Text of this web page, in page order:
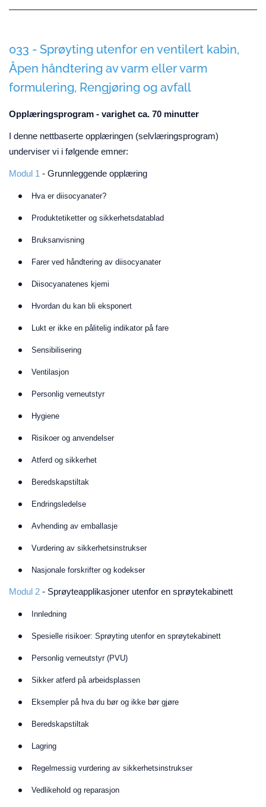
033 - Sprøyting utenfor en ventilert kabin,
Åpen håndtering av varm eller varm
formulering, Rengjøring og avfall
Opplæringsprogram - varighet ca. 70 minutter
I denne nettbaserte opplæringen (selvlæringsprogram)
underviser vi i følgende emner:
Modul 1 - Grunnleggende opplæring
Hva er diisocyanater?
Produktetiketter og sikkerhetsdatablad
Bruksanvisning
Farer ved håndtering av diisocyanater
Diisocyanatenes kjemi
Hvordan du kan bli eksponert
Lukt er ikke en pålitelig indikator på fare
Sensibilisering
Ventilasjon
Personlig verneutstyr
Hygiene
Risikoer og anvendelser
Atferd og sikkerhet
Beredskapstiltak
Endringsledelse
Avhending av emballasje
Vurdering av sikkerhetsinstrukser
Nasjonale forskrifter og kodekser
Modul 2 - Sprøyteapplikasjoner utenfor en sprøytekabinett
Innledning
Spesielle risikoer: Sprøyting utenfor en sprøytekabinett
Personlig verneutstyr (PVU)
Sikker atferd på arbeidsplassen
Eksempler på hva du bør og ikke bør gjøre
Beredskapstiltak
Lagring
Regelmessig vurdering av sikkerhetsinstrukser
Vedlikehold og reparasjon